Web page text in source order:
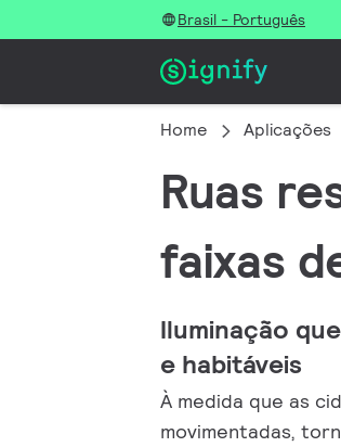
Brasil - Português
Home Aplicações
Ruas
faixas
Iluminação
e habitáveis
À medida que as
movimentadas,